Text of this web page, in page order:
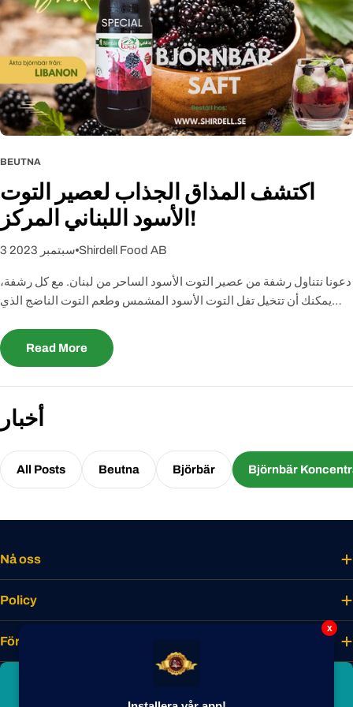
ب
ا
BEUTNA
اكتشف المذاق الجذاب لعصير التوت
الأسود اللبناني المركز!
3 سبتمبر 2023 Shirdell Food AB
دعونا نتناول رشفة من عصير التوت الأسود الساحر من لبنان. مع كل رشفة،
يمكنك أن تتخيل تفل التوت الأسود المشمس وطعم التوت الناضج الذي
التذوق لديك في رحلة إلى نكهات وتقاليد البحر الأبيض المتوسط. تجرأ على
استكشاف العالم الغريب لعصير التوت الأسود اللبناني المركز ودع مذاقه
Read More
أخبار
All Posts Beutna Björbär Björnbär
Nå oss
Policy
Företaget
x